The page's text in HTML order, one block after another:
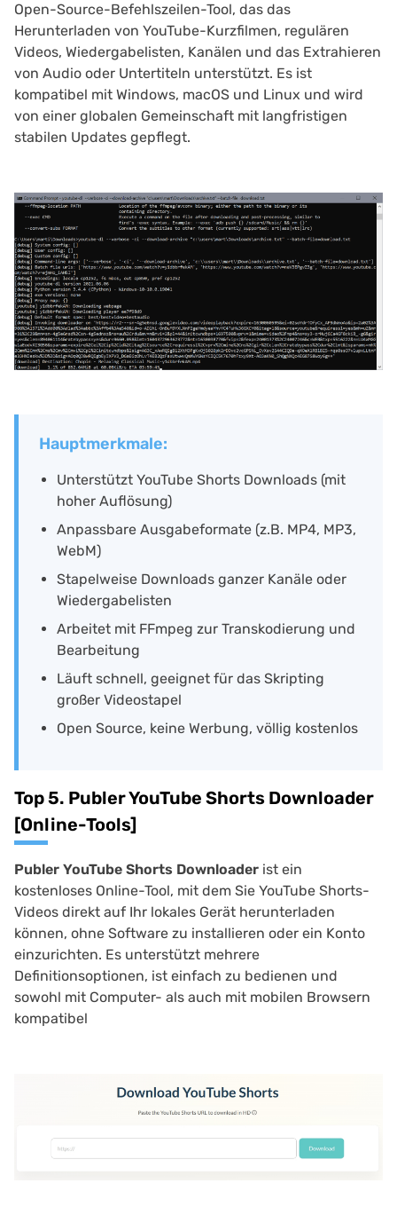
Open-Source-Befehlszeilen-Tool, das das
Herunterladen von YouTube-Kurzfilmen, regulären
Videos, Wiedergabelisten, Kanälen und das Extrahieren
von Audio oder Untertiteln unterstützt. Es ist
kompatibel mit Windows, macOS und Linux und wird
von einer globalen Gemeinschaft mit langfristigen
stabilen Updates gepflegt.
Hauptmerkmale:
Unterstützt YouTube Shorts Downloads (mit
hoher Auflösung)
Anpassbare Ausgabeformate (z.B. MP4, MP3,
WebM)
Stapelweise Downloads ganzer Kanäle oder
Wiedergabelisten
Arbeitet mit FFmpeg zur Transkodierung und
Bearbeitung
Läuft schnell, geeignet für das Skripting
großer Videostapel
Open Source, keine Werbung, völlig kostenlos
Top 5. Publer YouTube Shorts Downloader
[Online-Tools]
Publer YouTube Shorts Downloader ist ein
kostenloses Online-Tool, mit dem Sie YouTube Shorts-
Videos direkt auf Ihr lokales Gerät herunterladen
können, ohne Software zu installieren oder ein Konto
einzurichten. Es unterstützt mehrere
Definitionsoptionen, ist einfach zu bedienen und
sowohl mit Computer- als auch mit mobilen Browsern
kompatibel